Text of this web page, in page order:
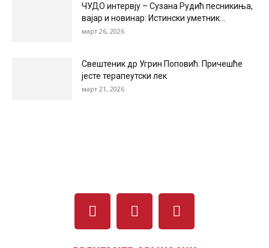
ЧУДО интервју – Сузана Рудић песникиња,
вајар и новинар: Истински уметник...
март 26, 2026
Свештеник др Угрин Поповић: Причешће
јесте терапеутски лек
март 21, 2026